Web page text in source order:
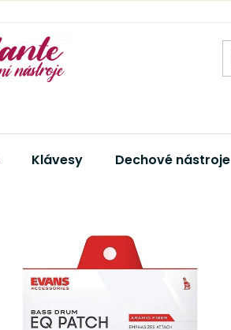
Klávesy Dechové nástroje